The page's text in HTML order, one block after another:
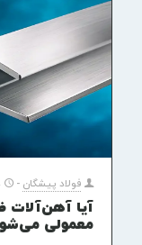
فولاد پیشگان -
آیا آهن‌آلات
معمولی